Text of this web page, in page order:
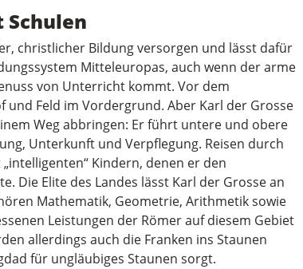
christlicher Bildung versorgen und lässt dafür
Mitteleuropas, auch wenn der arme
von Unterricht kommt. Vor dem
Feld im Vordergrund. Aber Karl der Grosse
Weg abbringen: Er führt untere und obere
Unterkunft und Verpflegung. Reisen durch
Kindern, denen er den
Die Elite des Landes lässt Karl der Grosse an
Mathematik, Geometrie, Arithmetik sowie
Leistungen der Römer auf diesem Gebiet
allerdings auch die Franken ins Staunen
für ungläubiges Staunen sorgt.